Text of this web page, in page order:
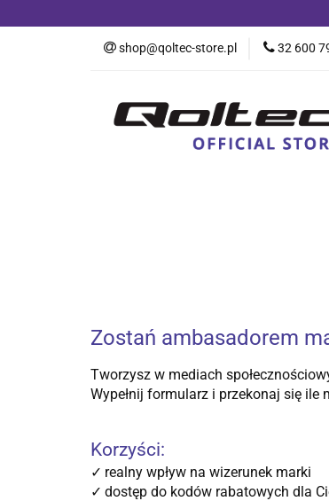
shop@qoltec-store.pl 32 600
Zostań ambasadorem
Tworzysz w mediach
Wypełnij formularz i przekonaj się ile
Korzyści:
✓ realny wpływ na wizerunek marki
✓ dostęp do kodów rabatowych dla